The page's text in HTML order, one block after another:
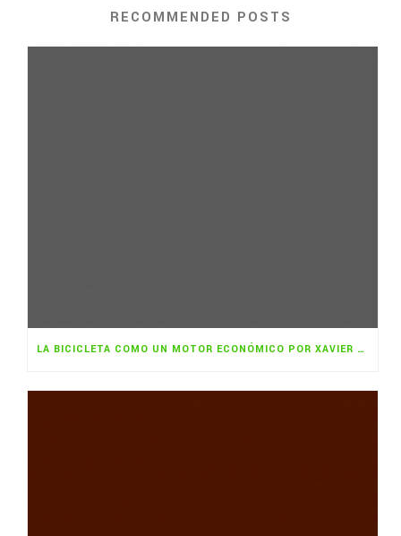
RECOMMENDED POSTS
LA BICICLETA COMO UN MOTOR ECONÓMICO POR XAVIER SABATÉ ROTÉS